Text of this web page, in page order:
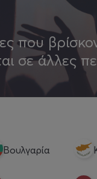
που
σε άλλες
Βουλγαρία